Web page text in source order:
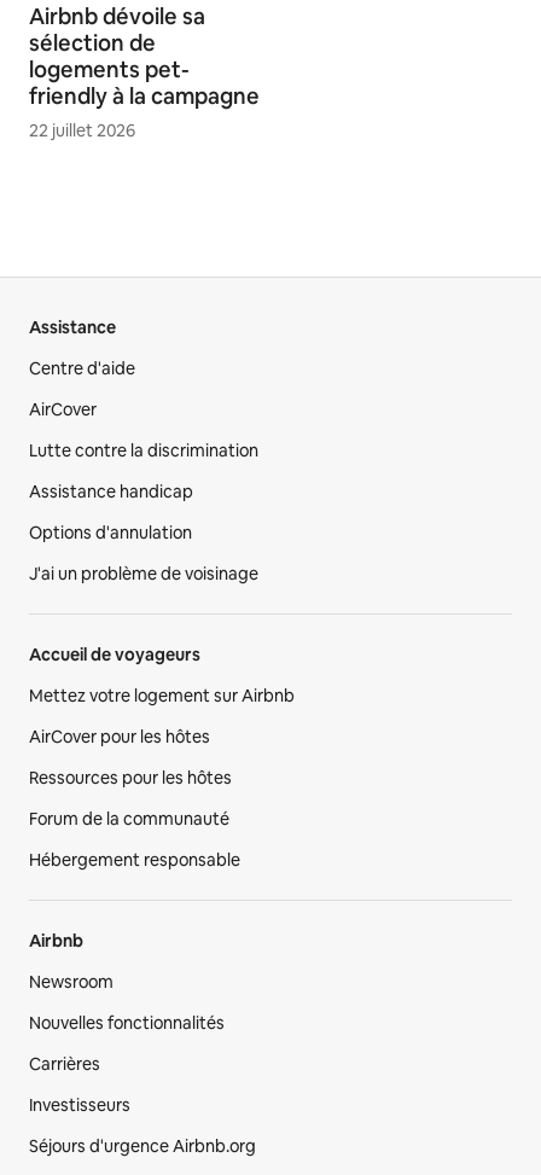
Airbnb dévoile sa
sélection de
logements pet-
friendly à la campagne
22 juillet 2026
Assistance
Centre d'aide
AirCover
Lutte contre la discrimination
Assistance handicap
Options d'annulation
J'ai un problème de voisinage
Accueil de voyageurs
Mettez votre logement sur Airbnb
AirCover pour les hôtes
Ressources pour les hôtes
Forum de la communauté
Hébergement responsable
Airbnb
Newsroom
Nouvelles fonctionnalités
Carrières
Investisseurs
Séjours d'urgence Airbnb.org